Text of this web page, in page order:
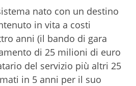
nato con un destino
in vita a costi
anni (il bando di gara
di 25 milioni di euro
del servizio più altri 25
in 5 anni per il suo